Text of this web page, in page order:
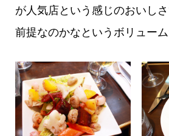
が人気店という感じのおいし
前提なのかなというボリューム